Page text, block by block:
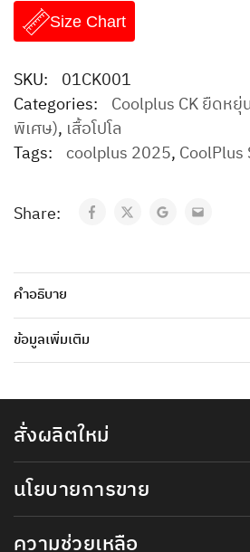
Size Chart
SKU: 01CK001
Categories: Coolplus CK ยืดหยุ่
พิเศษ), เสื้อโปโล
Tags: coolplus 2025,
Share:
คำอธิบาย
ข้อมูลเพิ่มเติม
สั่งผลิตใหม่
นโยบายการขาย
ความช่วยเหลือ